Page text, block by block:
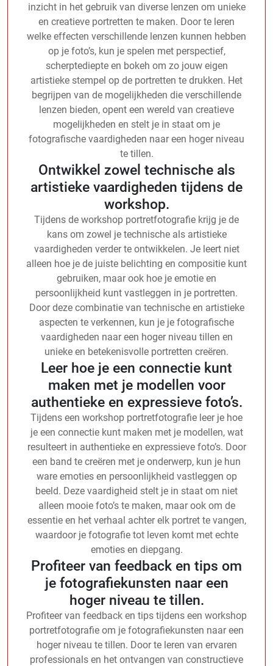
inzicht in het gebruik van diverse lenzen om unieke
en creatieve portretten te maken. Door te leren
welke effecten verschillende lenzen kunnen hebben
op je foto’s, kun je spelen met perspectief,
scherptediepte en bokeh om zo jouw eigen
artistieke stempel op de portretten te drukken. Het
begrijpen van de mogelijkheden die verschillende
lenzen bieden, opent een wereld van creatieve
mogelijkheden en stelt je in staat om je
fotografische vaardigheden naar een hoger niveau
te tillen.
Ontwikkel zowel technische als
artistieke vaardigheden tijdens de
workshop.
Tijdens de workshop portretfotografie krijg je de
kans om zowel je technische als artistieke
vaardigheden verder te ontwikkelen. Je leert niet
alleen hoe je de juiste belichting en compositie kunt
gebruiken, maar ook hoe je emotie en
persoonlijkheid kunt vastleggen in je portretten.
Door deze combinatie van technische en artistieke
aspecten te verkennen, kun je je fotografische
vaardigheden naar een hoger niveau tillen en
unieke en betekenisvolle portretten creëren.
Leer hoe je een connectie kunt
maken met je modellen voor
authentieke en expressieve foto’s.
Tijdens een workshop portretfotografie leer je hoe
je een connectie kunt maken met je modellen, wat
resulteert in authentieke en expressieve foto’s. Door
een band te creëren met je onderwerp, kun je hun
ware emoties en persoonlijkheid vastleggen op
beeld. Deze vaardigheid stelt je in staat om niet
alleen mooie foto’s te maken, maar ook om de
essentie en het verhaal achter elk portret te vangen,
waardoor je fotografie tot leven komt met echte
emoties en diepgang.
Profiteer van feedback en tips om
je fotografiekunsten naar een
hoger niveau te tillen.
Profiteer van feedback en tips tijdens een workshop
portretfotografie om je fotografiekunsten naar een
hoger niveau te tillen. Door te leren van ervaren
professionals en het ontvangen van constructieve